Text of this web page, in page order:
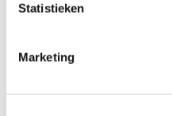
Statistieken
Marketing
MotoPort Hillegom